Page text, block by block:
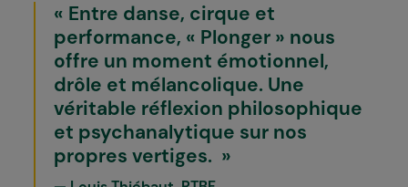
Entre danse, cirque et
performance, « Plonger » nous
offre un moment émotionnel,
drôle et mélancolique. Une
véritable réflexion philosophique
et psychanalytique sur nos
propres vertiges.